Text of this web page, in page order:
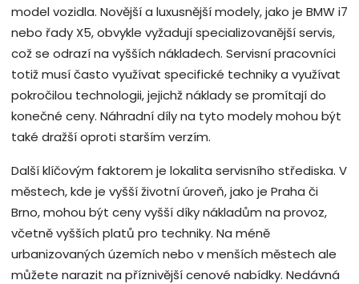
model vozidla. Novější a luxusnější modely, jako je BMW i7
nebo řady X5, obvykle vyžadují specializovanější servis,
což se odrazí na vyšších nákladech. Servisní pracovníci
totiž musí často využívat specifické techniky a využívat
pokročilou technologii, jejichž náklady se promítají do
konečné ceny. Náhradní díly na tyto modely mohou být
také dražší oproti starším verzím.
Další klíčovým faktorem je lokalita servisního střediska. V
městech, kde je vyšší životní úroveň, jako je Praha či
Brno, mohou být ceny vyšší díky nákladům na provoz,
včetně vyšších platů pro techniky. Na méně
urbanizovaných územích nebo v menších městech ale
můžete narazit na příznivější cenové nabídky. Nedávná